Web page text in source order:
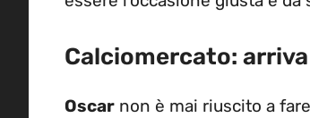
Calciomercato:
Oscar non è mai riuscito a